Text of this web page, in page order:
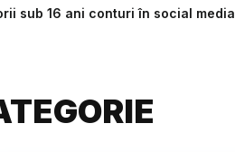
sub 16 ani conturi în social media